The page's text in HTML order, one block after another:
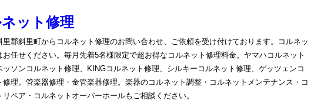
ット修理
里郡斜里町からコルネット修理のお問い合わせ、ご依頼を受け付けております。コルネッ
お任せください。毎月先着5名様限定で超お得なコルネット修理料金。ヤマハコルネット
ッソンコルネット修理、KINGコルネット修理、シルキーコルネット修理、ゲッツェンコ
修理。管楽器修理・金管楽器修理。楽器のコルネット調整・コルネットメンテナンス・コ
リペア・コルネットオーバーホールもご相談ください。